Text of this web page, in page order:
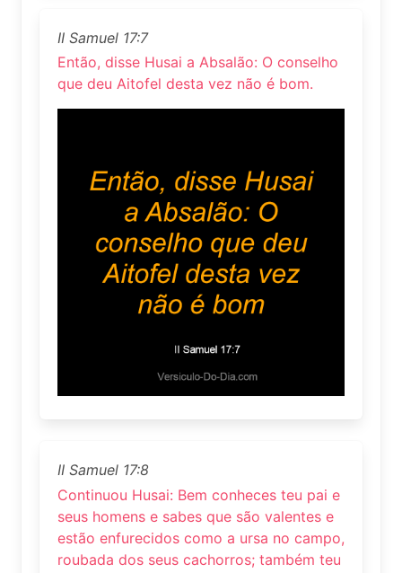
II Samuel 17:7
Então, disse Husai a Absalão: O conselho
que deu Aitofel desta vez não é bom.
II Samuel 17:8
Continuou Husai: Bem conheces teu pai e
seus homens e sabes que são valentes e
estão enfurecidos como a ursa no campo,
roubada dos seus cachorros; também teu